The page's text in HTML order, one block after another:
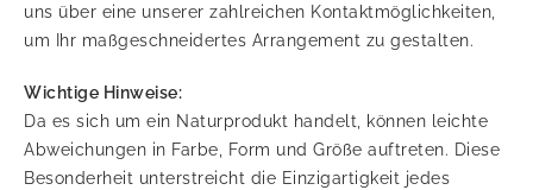
uns über eine unserer zahlreichen Kontaktmöglichkeiten,
um Ihr maßgeschneidertes Arrangement zu gestalten.
Wichtige Hinweise:
Da es sich um ein Naturprodukt handelt, können leichte
Abweichungen in Farbe, Form und Größe auftreten. Diese
Besonderheit unterstreicht die Einzigartigkeit jedes